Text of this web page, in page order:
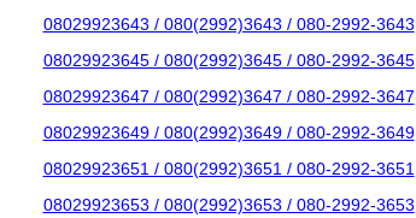
08029923643 / 080(2992)3643 / 080-2992-3643
08029923645 / 080(2992)3645 / 080-2992-3645
08029923647 / 080(2992)3647 / 080-2992-3647
08029923649 / 080(2992)3649 / 080-2992-3649
08029923651 / 080(2992)3651 / 080-2992-3651
08029923653 / 080(2992)3653 / 080-2992-3653